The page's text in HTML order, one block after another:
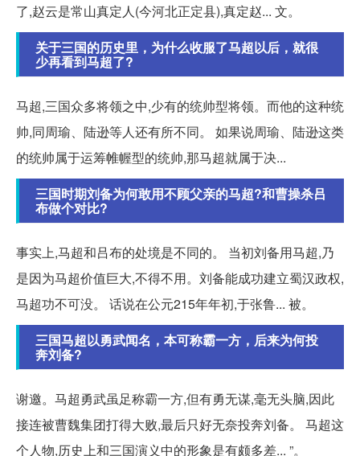
了,赵云是常山真定人(今河北正定县),真定赵... 文。
关于三国的历史里，为什么收服了马超以后，就很
少再看到马超了?
马超,三国众多将领之中,少有的统帅型将领。而他的这种统
帅,同周瑜、陆逊等人还有所不同。 如果说周瑜、陆逊这类
的统帅属于运筹帷幄型的统帅,那马超就属于决...
三国时期刘备为何敢用不顾父亲的马超?和曹操杀吕
布做个对比?
事实上,马超和吕布的处境是不同的。 当初刘备用马超,乃
是因为马超价值巨大,不得不用。刘备能成功建立蜀汉政权,
马超功不可没。 话说在公元215年年初,于张鲁... 被。
三国马超以勇武闻名，本可称霸一方，后来为何投
奔刘备?
谢邀。马超勇武虽足称霸一方,但有勇无谋,毫无头脑,因此
接连被曹魏集团打得大败,最后只好无奈投奔刘备。 马超这
个人物,历史上和三国演义中的形象是有颇多差... ”。